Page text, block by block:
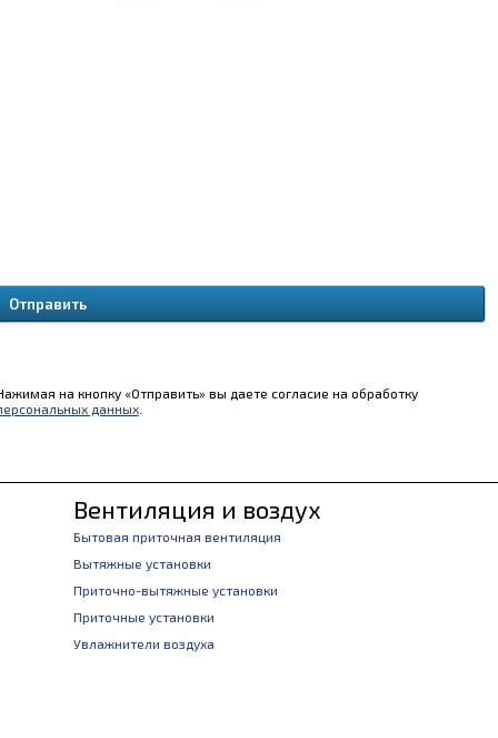
на кнопку «Отправить» вы даете согласие на обработку
данных.
Вентиляция и воздух
Бытовая приточная вентиляция
Вытяжные установки
Приточно-вытяжные установки
Приточные установки
Увлажнители воздуха